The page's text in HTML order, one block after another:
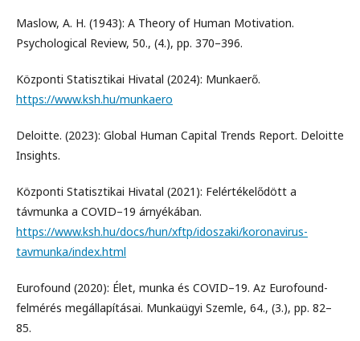
Maslow, A. H. (1943): A Theory of Human Motivation.
Psychological Review, 50., (4.), pp. 370–396.
Központi Statisztikai Hivatal (2024): Munkaerő.
https://www.ksh.hu/munkaero
Deloitte. (2023): Global Human Capital Trends Report. Deloitte
Insights.
Központi Statisztikai Hivatal (2021): Felértékelődött a
távmunka a COVID–19 árnyékában.
https://www.ksh.hu/docs/hun/xftp/idoszaki/koronavirus-
tavmunka/index.html
Eurofound (2020): Élet, munka és COVID–19. Az Eurofound-
felmérés megállapításai. Munkaügyi Szemle, 64., (3.), pp. 82–
85.